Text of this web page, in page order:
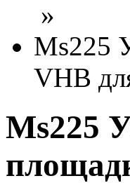
»
Ms225
VHB
Ms225